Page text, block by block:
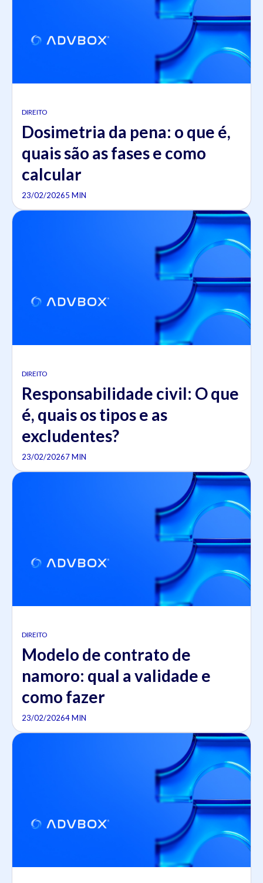
DIREITO
Dosimetria da pena: o que é,
quais são as fases e como
calcular
23/02/20265 MIN
DIREITO
Responsabilidade civil: O que
é, quais os tipos e as
excludentes?
23/02/20267 MIN
DIREITO
Modelo de contrato de
namoro: qual a validade e
como fazer
23/02/20264 MIN